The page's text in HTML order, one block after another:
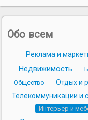
Обо всем
Реклама и
Недвижимость
Общество
Отдых и
Телекоммуникации и
Интерьер и